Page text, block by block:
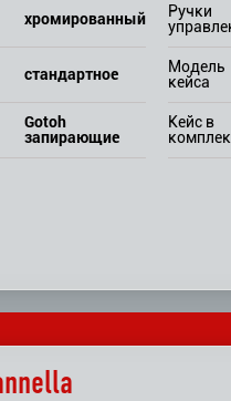
хромированный
стандартное
Gotoh
запирающие
Ручки
Модель
кейса
Кейс в